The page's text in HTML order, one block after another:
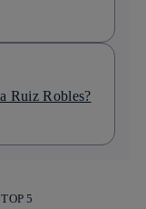
Ruiz Robles?
5